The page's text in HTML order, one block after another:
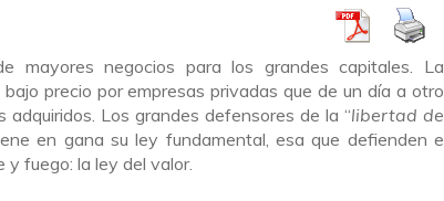
mayores negocios para los grandes capitales. La
precio por empresas privadas que de un día a otro
adquiridos. Los grandes defensores de la “libertad de
en gana su ley fundamental, esa que defienden e
fuego: la ley del valor.